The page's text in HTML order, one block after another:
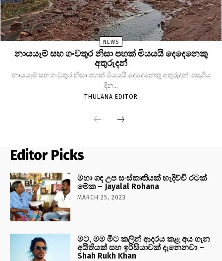
NEWS
නායයෑම් සහ ගංවතුර නිසා පහක් මියයයි දෙදෙනෙකු
අතුරුදන්
නායයෑම් සහ ගංවතුර නිසා පහක් මියයයි දෙදෙනෙකු අතුරුදන් පසුගිය
දින...
THULANA EDITOR
Editor Picks
මහා ගඳ උප සංස්කෘතියක් හැදිච්චි රටක්
මේක – Jayalal Rohana
MARCH 25, 2023
මට, මම මීට කලින් ආදරය කළ අය ගැන
අයිතියක් සහ ඉරිසියාවක් දැනෙනවා –
Shah Rukh Khan